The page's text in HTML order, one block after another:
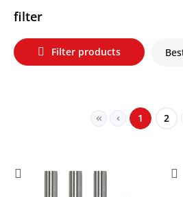
filter
Filter products
Page
1 Page
2